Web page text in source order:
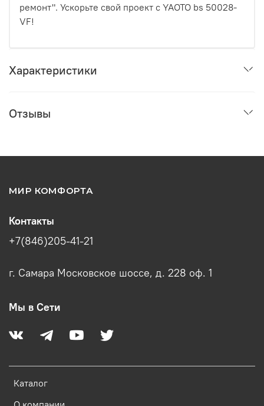
ремонт". Ускорьте свой проект с YAOTO bs 50028-
VF!
Характеристики
Отзывы
МИР КОМФОРТА
Каталог
Контакты
+7(846)205-41-21
г. Самара Московское шоссе, д. 228 оф. 1
Мы в Сети